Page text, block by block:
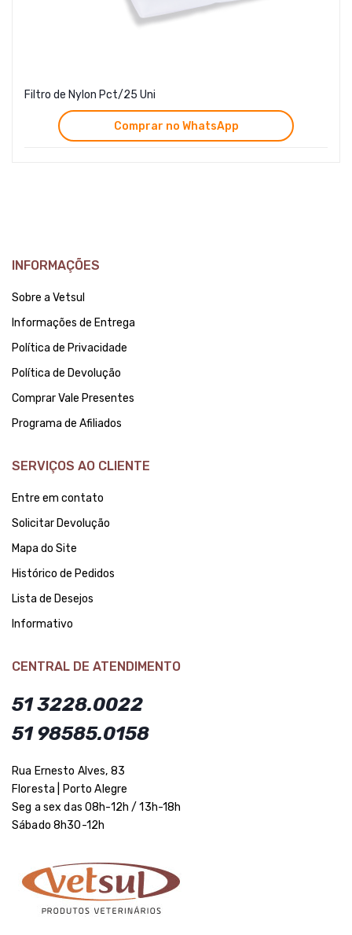
Filtro de Nylon Pct/25 Uni
Comprar no WhatsApp
INFORMAÇÕES
Sobre a Vetsul
Informações de Entrega
Política de Privacidade
Política de Devolução
Comprar Vale Presentes
Programa de Afiliados
SERVIÇOS AO CLIENTE
Entre em contato
Solicitar Devolução
Mapa do Site
Histórico de Pedidos
Lista de Desejos
Informativo
CENTRAL DE ATENDIMENTO
51 3228.0022
51 98585.0158
Rua Ernesto Alves, 83
Floresta | Porto Alegre
Seg a sex das 08h-12h / 13h-18h
Sábado 8h30-12h